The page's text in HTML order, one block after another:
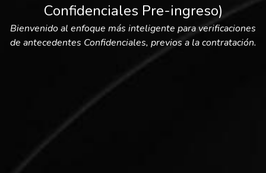
Confidenciales Pre-ingreso)
Bienvenido al enfoque más inteligente para verificaciones
de antecedentes Confidenciales, previos a la contratación.